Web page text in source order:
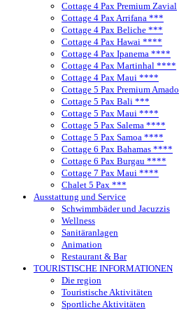
Cottage 4 Pax Premium Zavial
Cottage 4 Pax Arrifana ***
Cottage 4 Pax Beliche ***
Cottage 4 Pax Hawai ****
Cottage 4 Pax Ipanema ****
Cottage 4 Pax Martinhal ****
Cottage 4 Pax Maui ****
Cottage 5 Pax Premium Amado
Cottage 5 Pax Bali ***
Cottage 5 Pax Maui ****
Cottage 5 Pax Salema ****
Cottage 5 Pax Samoa ****
Cottage 6 Pax Bahamas ****
Cottage 6 Pax Burgau ****
Cottage 7 Pax Maui ****
Chalet 5 Pax ***
Ausstattung und Service
Schwimmbäder und Jacuzzis
Wellness
Sanitäranlagen
Animation
Restaurant & Bar
TOURISTISCHE INFORMATIONEN
Die region
Touristische Aktivitäten
Sportliche Aktivitäten